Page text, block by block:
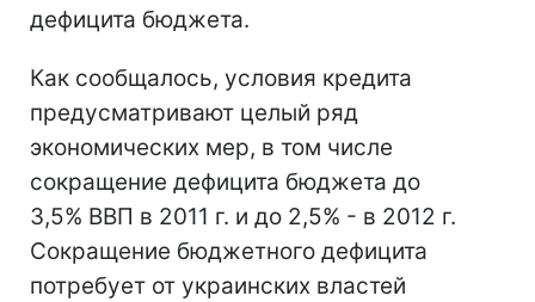
дефицита бюджета.
Как сообщалось, условия кредита
предусматривают целый ряд
экономических мер, в том числе
сокращение дефицита бюджета до
3,5% ВВП в 2011 г. и до 2,5% - в 2012 г.
Сокращение бюджетного дефицита
потребует от украинских властей